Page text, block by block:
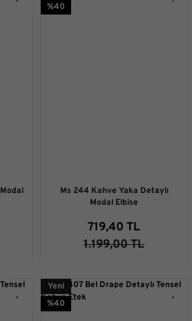
%40
Ms 244 Kahve Yaka Detaylı
Modal Elbise
719,40 TL
1.199,00 TL
Yeni
%40